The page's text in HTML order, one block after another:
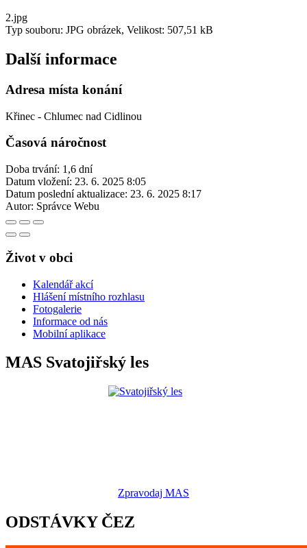
2.jpg
Typ souboru: JPG obrázek, Velikost: 507,51 kB
Další informace
Adresa místa konání
Křinec - Chlumec nad Cidlinou
Časová náročnost
Doba trvání: 1,6 dní
Datum vložení: 23. 6. 2025 8:05
Datum poslední aktualizace: 23. 6. 2025 8:17
Autor: Správce Webu
Život v obci
Kalendář akcí
Hlášení místního rozhlasu
Fotogalerie
Informace od nás
Mobilní aplikace
MAS Svatojiřský les
Zpravodaj MAS
ODSTÁVKY ČEZ